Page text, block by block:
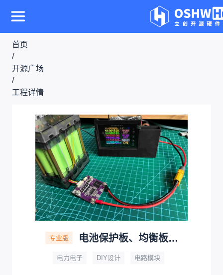
首页
/
开源广场
/
工程详情
专业版 电池保护板、均衡板[BM3451]
电力电子 DIY设计 电路模块